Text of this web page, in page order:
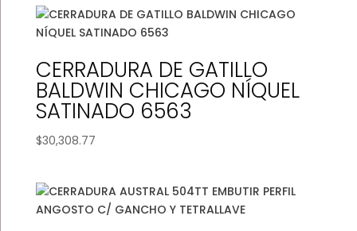
CERRADURA DE GATILLO
BALDWIN CHICAGO NÍQUEL
SATINADO 6563
$30,308.77